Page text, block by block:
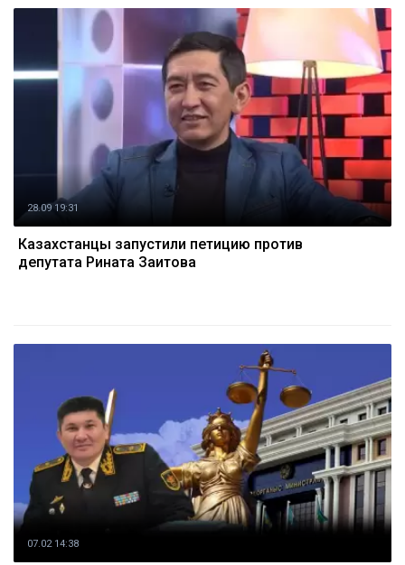
28.09 19:31
Казахстанцы запустили петицию против
депутата Рината Заитова
07.02 14:38